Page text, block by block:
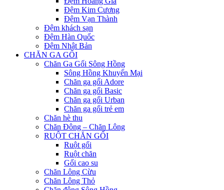
Đệm Kim Cương
Đệm Vạn Thành
Đệm khách sạn
Đệm Hàn Quốc
Đệm Nhật Bản
CHĂN GA GỐI
Chăn Ga Gối Sông Hồng
Sông Hồng Khuyến Mại
Chăn ga gối Adore
Chăn ga gối Basic
Chăn ga gối Urban
Chăn ga gối trẻ em
Chăn hè thu
Chăn Đông – Chăn Lông
RUỘT CHĂN GỐI
Ruột gối
Ruột chăn
Gối cao su
Chăn Lông Cừu
Chăn Lông Thỏ